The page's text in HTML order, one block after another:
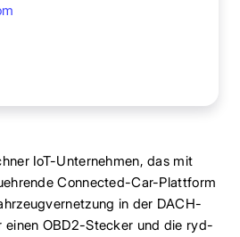
IoT-Unternehmen, das mit
Connected-Car-Plattform
in der DACH-
einen OBD2-Stecker und die ryd-